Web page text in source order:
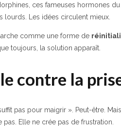
ces fameuses hormones du
lourds. Les idées circulent mieux.
comme une forme de
toujours, la solution apparaît.
contre la
pas pour maigrir ». Peut-être.
pas. Elle ne crée pas de frustration.